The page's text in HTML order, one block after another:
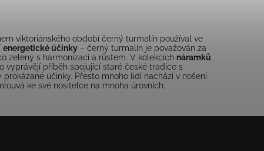
viktoriánského období černý turmalín používal ve
energetické účinky – černý turmalín je považován za
zelený s harmonizací a růstem. V kolekcích náramků
vyprávějí příběh spojující staré české tradice s
účinky. Přesto mnoho lidí nachází v nošení
ke své nositelce na mnoha úrovních.